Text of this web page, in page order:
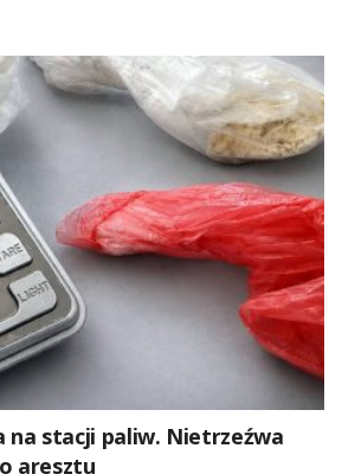
na stacji paliw. Nietrzeźwa
aresztu